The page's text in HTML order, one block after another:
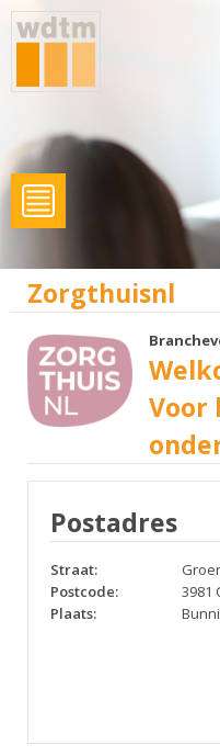
Zorgthuisnl
Voor
Postadres
Straat:
Postcode:
3981
Plaats: